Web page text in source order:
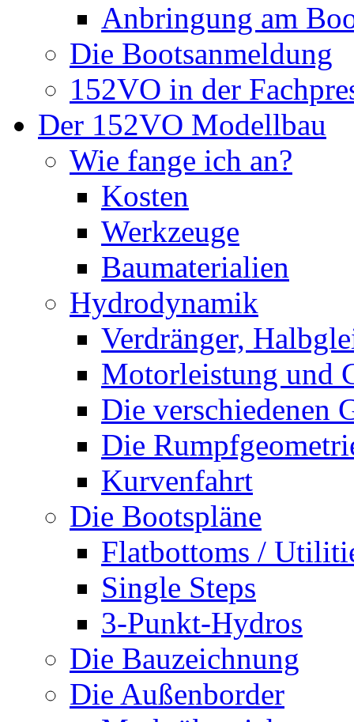
Anbringung am
Die Bootsanmeldung
152VO in der
Der 152VO Modellbau
Wie fange ich an?
Kosten
Werkzeuge
Baumaterialien
Hydrodynamik
Verdränger,
Motorleistung und
Die verschiedenen
Die
Kurvenfahrt
Die Bootspläne
Flatbottoms /
Single Steps
3-Punkt-Hydros
Die Bauzeichnung
Die Außenborder